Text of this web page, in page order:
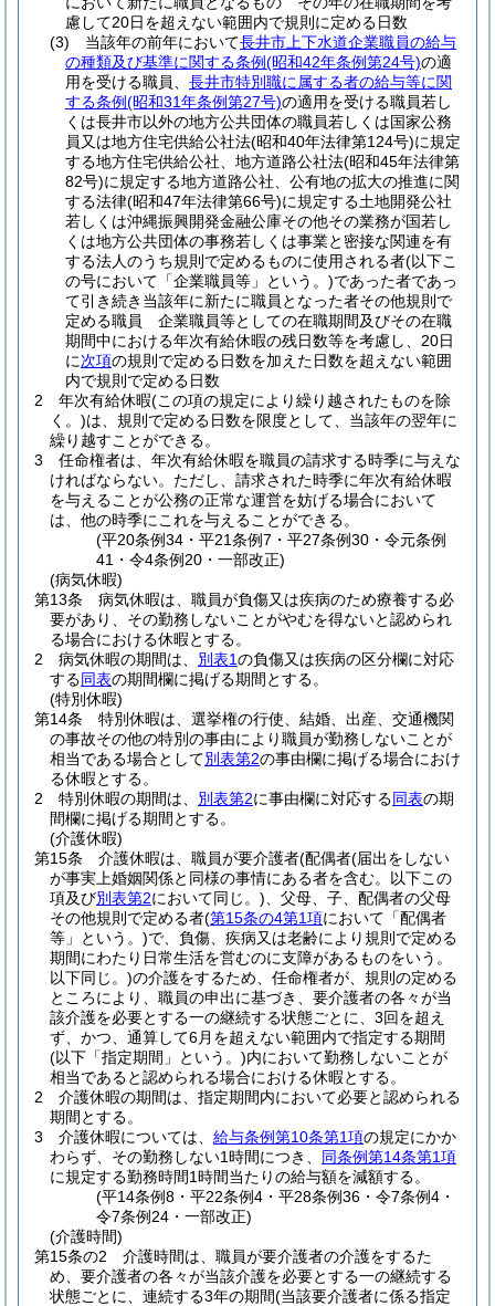
慮して20日を超えない範囲内で規則に定める日数
(3)
当該年の前年において長井市上下水道企業職員の給与
の種類及び基準に関する条例(昭和42年条例第24号)の適
用を受ける職員、 長井市特別職に属する者の給与等に関
する条例(昭和31年条例第27号)の適用を受ける職員若し
くは長井市以外の地方公共団体の職員若しくは国家公務
員又は地方住宅供給公社法(昭和40年法律第124号)に規定
する地方住宅供給公社、地方道路公社法(昭和45年法律第
82号)に規定する地方道路公社、公有地の拡大の推進に関
する法律(昭和47年法律第66号)に規定する土地開発公社
若しくは沖縄振興開発金融公庫その他その業務が国若し
くは地方公共団体の事務若しくは事業と密接な関連を有
する法人のうち規則で定めるものに使用される者(以下こ
の号において「企業職員等」という。)であった者であっ
て引き続き当該年に新たに職員となった者その他規則で
定める職員 企業職員等としての在職期間及びその在職
期間中における年次有給休暇の残日数等を考慮し、20日
に次項の規則で定める日数を加えた日数を超えない範囲
内で規則で定める日数
2
年次有給休暇(この項の規定により繰り越されたものを除
く。)は、規則で定める日数を限度として、当該年の翌年に
繰り越すことができる。
3
任命権者は、年次有給休暇を職員の請求する時季に与えな
ければならない。 ただし、請求された時季に年次有給休暇
を与えることが公務の正常な運営を妨げる場合において
は、他の時季にこれを与えることができる。
(平20条例34・平21条例7・平27条例30・令元条例
41・令4条例20・一部改正)
(病気休暇)
第13条
病気休暇は、職員が負傷又は疾病のため療養する必
要があり、その勤務しないことがやむを得ないと認められ
る場合における休暇とする。
2
病気休暇の期間は、 別表1の負傷又は疾病の区分欄に対応
する同表の期間欄に掲げる期間とする。
(特別休暇)
第14条
特別休暇は、選挙権の行使、結婚、出産、交通機関
の事故その他の特別の事由により職員が勤務しないことが
相当である場合として別表第2の事由欄に掲げる場合におけ
る休暇とする。
2
特別休暇の期間は、 別表第2に事由欄に対応する同表の期
間欄に掲げる期間とする。
(介護休暇)
第15条
介護休暇は、職員が要介護者(配偶者(届出をしない
が事実上婚姻関係と同様の事情にある者を含む。以下この
項及び別表第2において同じ。) 、父母、子、配偶者の父母
その他規則で定める者(第15条の4第1項において「配偶者
等」という。)で、負傷、疾病又は老齢により規則で定める
期間にわたり日常生活を営むのに支障があるものをいう。
以下同じ。)の介護をするため、任命権者が、規則の定める
ところにより、職員の申出に基づき、要介護者の各々が当
該介護を必要とする一の継続する状態ごとに、3回を超え
ず、かつ、通算して6月を超えない範囲内で指定する期間
(以下「指定期間」という。)内において勤務しないことが
相当であると認められる場合における休暇とする。
2
介護休暇の期間は、指定期間内において必要と認められる
期間とする。
3
介護休暇については、 給与条例第10条第1項の規定にかか
わらず、その勤務しない1時間につき、 同条例第14条第1項
に規定する勤務時間1時間当たりの給与額を減額する。
(平14条例8・平22条例4・平28条例36・令7条例4・
令7条例24・一部改正)
(介護時間)
第15条の2
介護時間は、職員が要介護者の介護をするた
め、要介護者の各々が当該介護を必要とする一の継続する
状態ごとに、連続する3年の期間(当該要介護者に係る指定